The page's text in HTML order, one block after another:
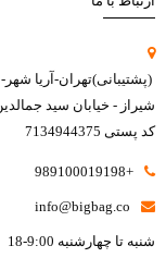
(پشتیبانی)تهران-آریا
کد پستی 7134944375
+989100019198
info@bigbag.co
شنبه تا چهارشنبه 9:00-18